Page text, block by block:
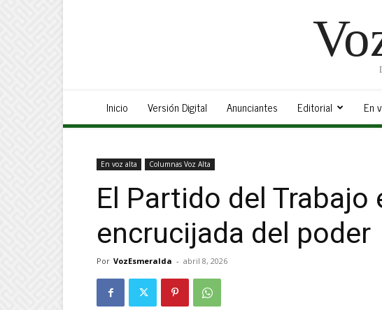
Inicio Versión Digital Anunciantes Editorial En
En voz alta Columnas Voz Alta
El Partido del Trabajo
encrucijada del poder
Por VozEsmeralda - abril 8, 2026